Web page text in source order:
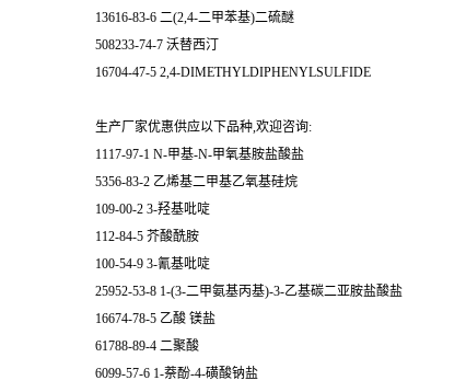
13616-83-6 二(2,4-二甲苯基)二硫醚
508233-74-7 沃替西汀
16704-47-5 2,4-DIMETHYLDIPHENYLSULFIDE
生产厂家优惠供应以下品种,欢迎咨询:
1117-97-1 N-甲基-N-甲氧基胺盐酸盐
5356-83-2 乙烯基二甲基乙氧基硅烷
109-00-2 3-羟基吡啶
112-84-5 芥酸酰胺
100-54-9 3-氰基吡啶
25952-53-8 1-(3-二甲氨基丙基)-3-乙基碳二亚胺盐酸盐
16674-78-5 乙酸 镁盐
61788-89-4 二聚酸
6099-57-6 1-萘酚-4-磺酸钠盐